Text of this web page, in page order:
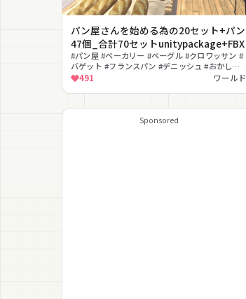
パン屋さんを始める為の20セット+パン
47個_合計70セットunitypackage+FBX
#パン屋 #ベーカリー #ベーグル #クロワッサン #
バゲット #フランスパン #デニッシュ #おかしパ
ン #ごまパン #ブール
491 ワールド
Sponsored